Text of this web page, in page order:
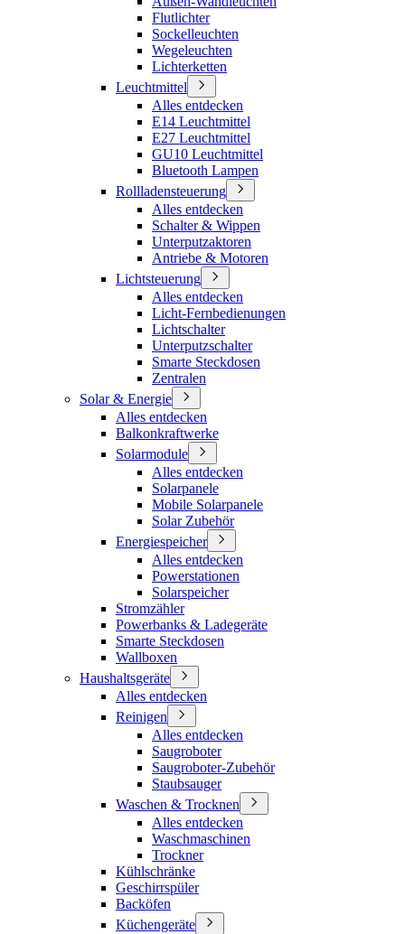
Flutlichter
Sockelleuchten
Wegeleuchten
Lichterketten
Leuchtmittel
Alles entdecken
E14 Leuchtmittel
E27 Leuchtmittel
GU10 Leuchtmittel
Bluetooth Lampen
Rollladensteuerung
Alles entdecken
Schalter & Wippen
Unterputzaktoren
Antriebe & Motoren
Lichtsteuerung
Alles entdecken
Licht-Fernbedienungen
Lichtschalter
Unterputzschalter
Smarte Steckdosen
Zentralen
Solar & Energie
Alles entdecken
Balkonkraftwerke
Solarmodule
Alles entdecken
Solarpanele
Mobile Solarpanele
Solar Zubehör
Energiespeicher
Alles entdecken
Powerstationen
Solarspeicher
Stromzähler
Powerbanks & Ladegeräte
Smarte Steckdosen
Wallboxen
Haushaltsgeräte
Alles entdecken
Reinigen
Alles entdecken
Saugroboter
Saugroboter-Zubehör
Staubsauger
Waschen & Trocknen
Alles entdecken
Waschmaschinen
Trockner
Kühlschränke
Geschirrspüler
Backöfen
Küchengeräte